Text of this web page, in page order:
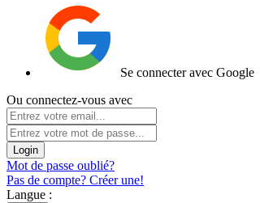
Se connecter avec Google
Ou connectez-vous avec
Login
Mot de passe oublié?
Pas de compte? Créer une!
Langue :